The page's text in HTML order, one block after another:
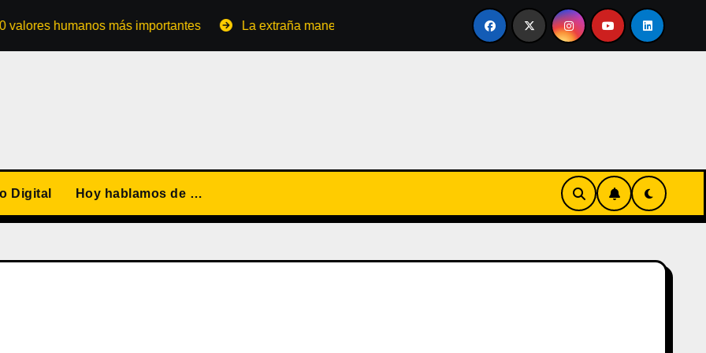
humanos más importantes La extraña manera de convertirse en familia El primer tour de la India Chiquitina
Digital Hoy hablamos de …